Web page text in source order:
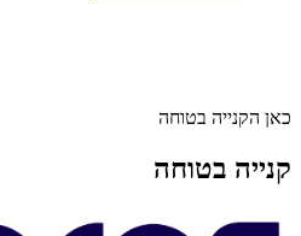
כאן הקנייה בטוחה
קנייה בטוחה